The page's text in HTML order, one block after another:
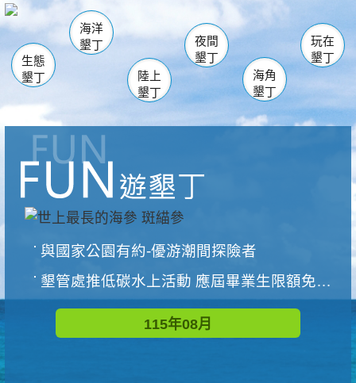
南仁湖
海生館
恆春 佳樂水
龍鑾潭自然中心 森林遊樂區
瓊麻館
關山 墾管處遊客中心
社頂公園 風吹沙
船帆石
白砂 龍磐公園
香蕉灣
砂島
鵝鑾鼻
生態
墾丁
海洋
墾丁
陸上
墾丁
夜間
墾丁
海角
墾丁
玩在
墾丁
與國家公園有約-優游潮間探險者
墾管處推低碳水上活動 應屆畢業生限額免費參加
115年08月